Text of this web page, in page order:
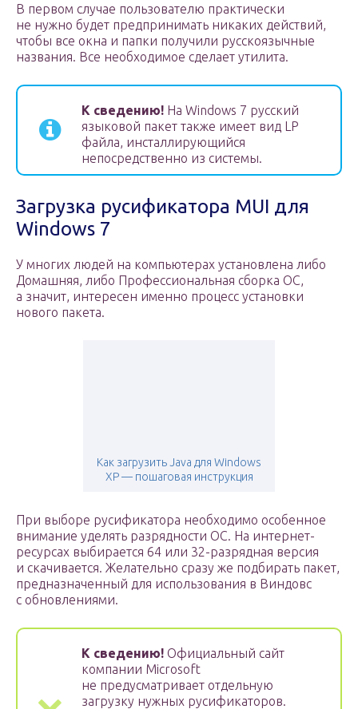
В первом случае пользователю практически
не нужно будет предпринимать никаких действий,
чтобы все окна и папки получили русскоязычные
названия. Все необходимое сделает утилита.
К сведению! На Windows 7 русский
языковой пакет также имеет вид LP
файла, инсталлирующийся
непосредственно из системы.
Загрузка русификатора MUI для
Windows 7
У многих людей на компьютерах установлена либо
Домашняя, либо Профессиональная сборка ОС,
а значит, интересен именно процесс установки
нового пакета.
Как загрузить Java для Windows
XP — пошаговая инструкция
При выборе русификатора необходимо особенное
внимание уделять разрядности ОС. На интернет-
ресурсах выбирается 64 или 32-разрядная версия
и скачивается. Желательно сразу же подбирать пакет,
предназначенный для использования в Виндовс
с обновлениями.
К сведению! Официальный сайт
компании Microsoft
не предусматривает отдельную
загрузку нужных русификаторов.